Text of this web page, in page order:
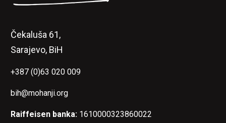
Čekaluša 61,
Sarajevo, BiH
+387 (0)63 020 009
bih@mohanji.org
Raiffeisen banka: 1610000323860022